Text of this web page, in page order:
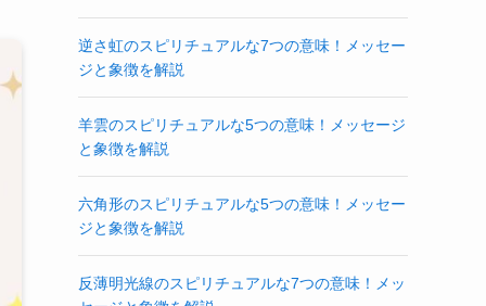
逆さ虹のスピリチュアルな7つの意味！メッセー
ジと象徴を解説
羊雲のスピリチュアルな5つの意味！メッセージ
と象徴を解説
六角形のスピリチュアルな5つの意味！メッセー
ジと象徴を解説
反薄明光線のスピリチュアルな7つの意味！メッ